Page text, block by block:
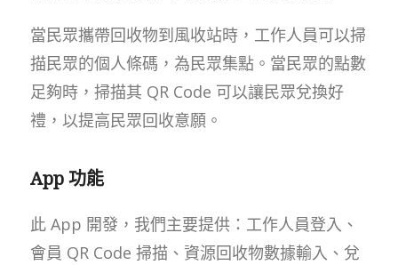
當民眾攜帶回收物到風收站時，工作人員可以掃
描民眾的個人條碼，為民眾集點。當民眾的點數
足夠時，掃描其 QR Code 可以讓民眾兌換好
禮，以提高民眾回收意願。
App 功能
此 App 開發，我們主要提供：工作人員登入、
會員 QR Code 掃描、資源回收物數據輸入、兌